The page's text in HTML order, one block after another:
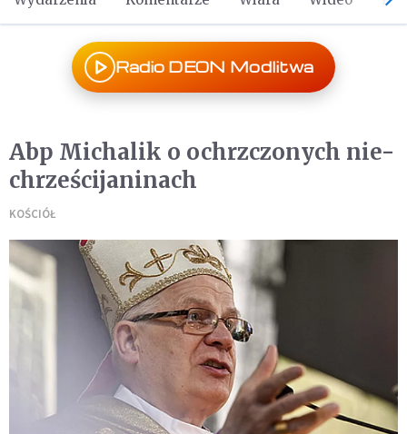
Radio DEON Modlitwa
Abp Michalik o ochrzczonych nie-
chrześcijaninach
KOŚCIÓŁ